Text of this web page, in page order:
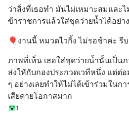
ว่าสิ่งที่เธอทำ มันไม่เหมาะสมและไ
ข้าราชการแล้วใส่ชุดว่ายน้ำได้อย่า
🎈งานนี้ หมวดไวกิ้ง ไม่รอช้าค่ะ รี
ภาพที่เห็น เธอใส่ชุดว่ายน้ำนั้นเป็นภ
ส่งใหักับกองประกวดเวทีหนึ่ง แต่ต่
ๆ อย่างเลยทำให้ไม่ได้เข้าร่วมในก
เสียดายโอกาสมาก
1